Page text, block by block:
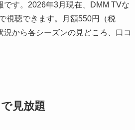
です。2026年3月現在、DMM TVな
視聴できます。月額550円（税
から各シーズンの見どころ、口コ
見放題